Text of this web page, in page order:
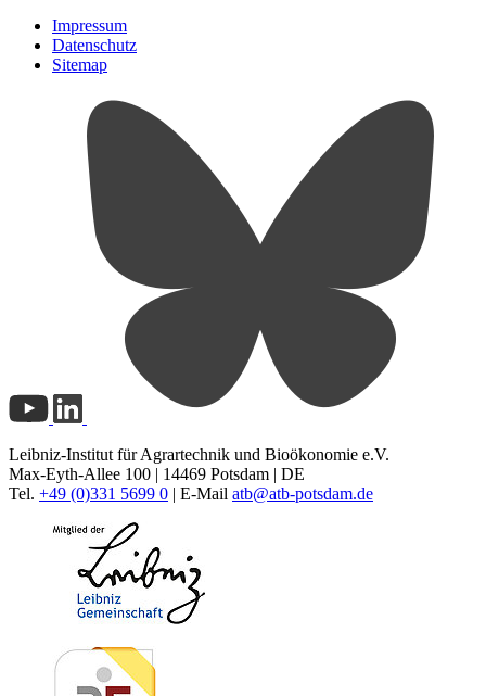
Impressum
Datenschutz
Sitemap
Leibniz-Institut für Agrartechnik und Bioökonomie e.V.
Max-Eyth-Allee 100 | 14469 Potsdam | DE
Tel. +49 (0)331 5699 0 | E-Mail atb@atb-potsdam.de